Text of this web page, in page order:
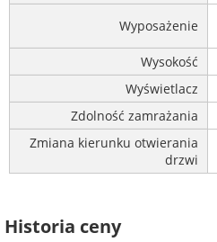
Wyposażenie
Wysokość
Wyświetlacz
Zdolność zamrażania
Zmiana kierunku otwierania
drzwi
Historia ceny